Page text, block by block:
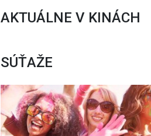
AKTUÁLNE V KINÁCH
SÚŤAŽE